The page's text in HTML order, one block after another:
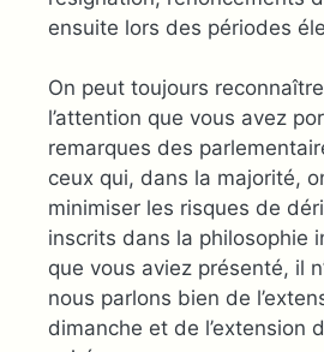
ensuite lors des périodes
On peut toujours
l’attention que vous avez
remarques des
ceux qui, dans la majorité,
minimiser les risques de
inscrits dans la philosophie
que vous aviez présenté, il
nous parlons bien de
dimanche et de l’extension